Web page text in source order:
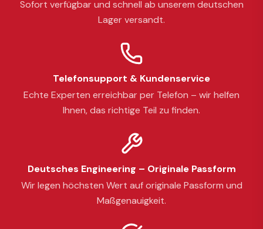
Sofort verfügbar und schnell ab unserem deutschen
Lager versandt.
Telefonsupport & Kundenservice
Echte Experten erreichbar per Telefon – wir helfen
Ihnen, das richtige Teil zu finden.
Deutsches Engineering – Originale Passform
Wir legen höchsten Wert auf originale Passform und
Maßgenauigkeit.